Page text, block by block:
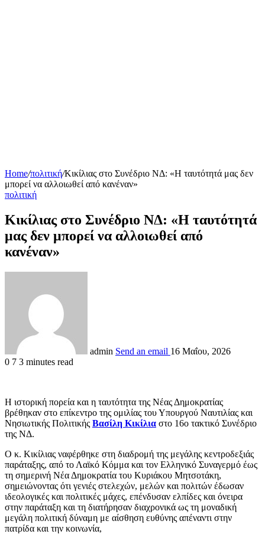
Home/πολιτική/Κικίλιας στο Συνέδριο ΝΔ: «Η ταυτότητά μας δεν
μπορεί να αλλοιωθεί από κανέναν»
πολιτική
Κικίλιας στο Συνέδριο ΝΔ: «Η ταυτότητά
μας δεν μπορεί να αλλοιωθεί από
κανέναν»
admin Send an email 16 Μαΐου, 2026
0 7 3 minutes read
Η ιστορική πορεία και η ταυτότητα της Νέας Δημοκρατίας
βρέθηκαν στο επίκεντρο της ομιλίας του Υπουργού Ναυτιλίας και
Νησιωτικής Πολιτικής Βασίλη Κικίλια στο 16ο τακτικό Συνέδριο
της ΝΔ.
Ο κ. Κικίλιας ναφέρθηκε στη διαδρομή της μεγάλης κεντροδεξιάς
παράταξης, από το Λαϊκό Κόμμα και τον Ελληνικό Συναγερμό έως
τη σημερινή Νέα Δημοκρατία του Κυριάκου Μητσοτάκη,
σημειώνοντας ότι γενιές στελεχών, μελών και πολιτών έδωσαν
ιδεολογικές και πολιτικές μάχες, επένδυσαν ελπίδες και όνειρα
στην παράταξη και τη διατήρησαν διαχρονικά ως τη μοναδική
μεγάλη πολιτική δύναμη με αίσθηση ευθύνης απέναντι στην
πατρίδα και την κοινωνία,